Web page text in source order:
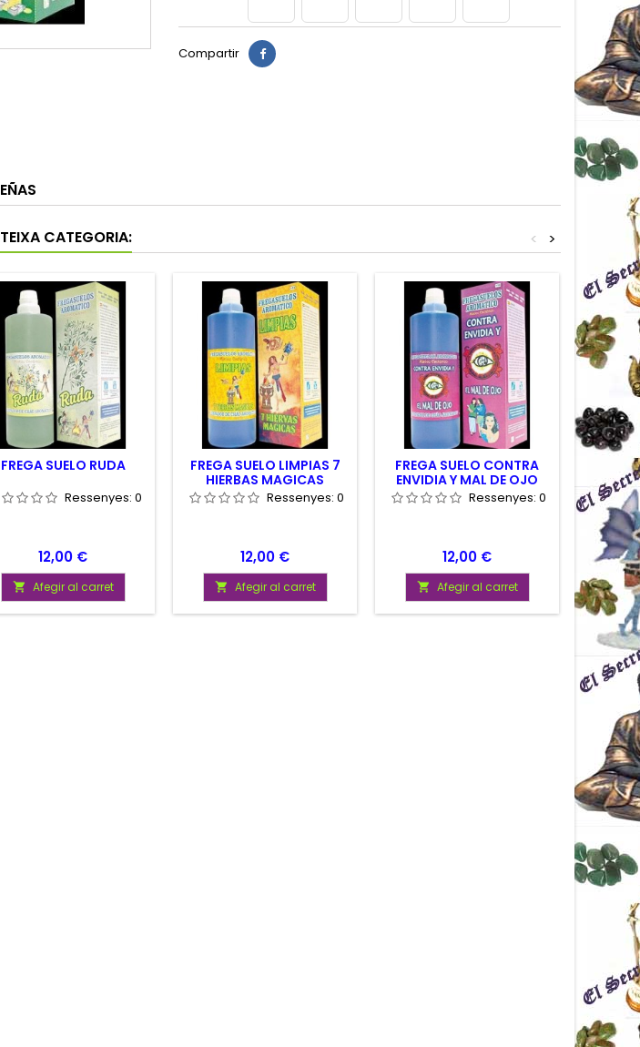
Compartir
CATEGORIA: >
<
FREGA SUELO RUDA
Ressenyes: 0
Preu
12,00 €
 Afegir al carret
FREGA SUELO LIMPIAS 7
HIERBAS MAGICAS
Ressenyes: 0
Preu
12,00 €
 Afegir al carret
FREGA SUELO CONTRA
ENVIDIA Y MAL DE OJO
Ressenyes: 0
Preu
12,00 €
 Afegir al carret 